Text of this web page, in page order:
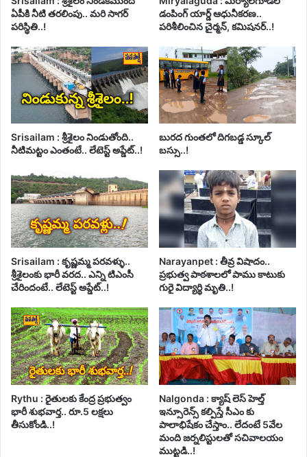
ఏపీకి నీటి తరలింపు.. మరి సాగర్
పరిస్థితి..!
డంపింగ్ యార్డ్ ఆధునీకరణ..
పరిశీలించిన చైర్మన్, కమిషనర్..!
Srisailam : శ్రీశైలం నిండుతోంది..
నీటిమట్టం ఎంతంటే.. లేటెస్ట్ అప్డేట్..!
బురద గుంతలో దిగబడ్డ స్కూల్
బస్సు..!
Srisailam : కృష్ణమ్మ పరవళ్ళు..
శ్రీశైలంకు భారీ వరద.. ఎన్ని టిఎంసీ
చేరిందంటే.. లేటెస్ట్ అప్డేట్..!
Narayanpet : తీవ్ర విషాదం..
ప్రభుత్వ పాఠశాలలో పాము కాటుకు
గురై విద్యార్థి మృతి..!
Rythu : రైతులకు కేంద్ర ప్రభుత్వం
భారీ శుభవార్త.. రూ.5 లక్షలు
తీసుకోండి..!
Nalgonda : క్యాష్ లెస్ హెల్త్
ఇన్సూరెన్స్ కల్పిస్తే సీఎం కు
పాలాభిషేకం చేస్తాం.. లేదంటే 5వేల
మంది జర్నలిస్టులతో సచివాలయం
ముట్టడి..!